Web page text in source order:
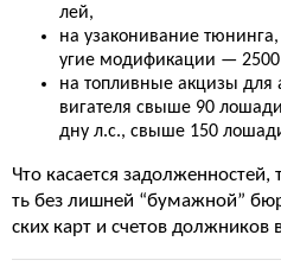
лей,
на узаконивание
угие модификации — 2500
на топливные акцизы
вигателя свыше 90
дну л.с., свыше 150
Что касается задолженностей,
ть без лишней “бумажной”
ских карт и счетов